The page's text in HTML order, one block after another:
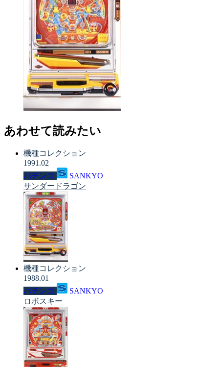
あわせて読みたい
機種コレクション
1991.02
パチンコ
SANKYO
サンダードラゴン
機種コレクション
1988.01
パチンコ
SANKYO
ロボスキー